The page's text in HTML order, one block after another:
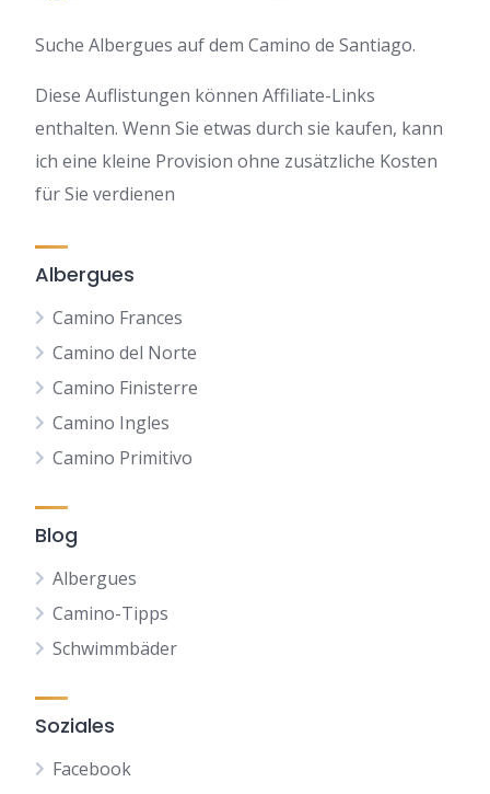
Suche Albergues auf dem Camino de Santiago.
Diese Auflistungen können Affiliate-Links
enthalten. Wenn Sie etwas durch sie kaufen, kann
ich eine kleine Provision ohne zusätzliche Kosten
für Sie verdienen
Albergues
Camino Frances
Camino del Norte
Camino Finisterre
Camino Ingles
Camino Primitivo
Blog
Albergues
Camino-Tipps
Schwimmbäder
Soziales
Facebook